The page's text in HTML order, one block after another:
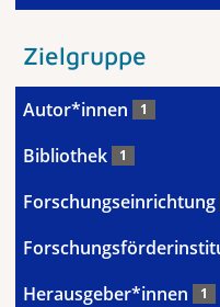
Zielgruppe
Autor*innen 1
Bibliothek 1
Forschungseinrichtung
Herausgeber*innen 1